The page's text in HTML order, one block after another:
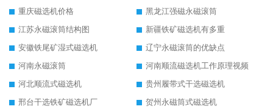
重庆磁选机价格
黑龙江强磁永磁滚筒
江苏永磁滚筒结构图
新疆铁矿磁选机有多重
安徽铁尾矿湿式磁选机
辽宁永磁滚筒的优缺点
河南永磁滚筒
河南顺流磁选机工作原理视频
河北顺流式磁选机
贵州履带式干选磁选机
邢台干选铁矿磁选机厂
贺州永磁筒式磁选机